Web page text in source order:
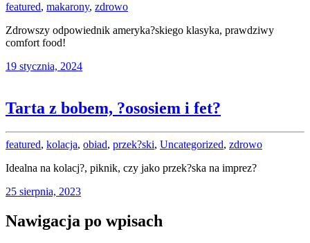
featured, makarony, zdrowo
Zdrowszy odpowiednik ameryka?skiego klasyka, prawdziwy
comfort food!
19 stycznia, 2024
Tarta z bobem, ?ososiem i fet?
featured, kolacja, obiad, przek?ski, Uncategorized, zdrowo
Idealna na kolacj?, piknik, czy jako przek?ska na imprez?
25 sierpnia, 2023
Nawigacja po wpisach